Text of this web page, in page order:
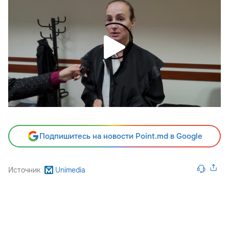
Подпишитесь на новости Point.md в Google
Источник Unimedia